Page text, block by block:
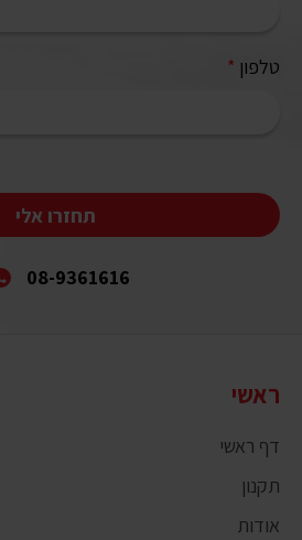
טלפון *
תחזרו אלי
08-9361616
ראשי
דף ראשי
תקנון
אודות